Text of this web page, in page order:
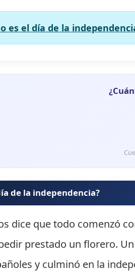
es el día de la
de la independencia?
dice que todo comenzó
prestado un florero.
y culminó en la